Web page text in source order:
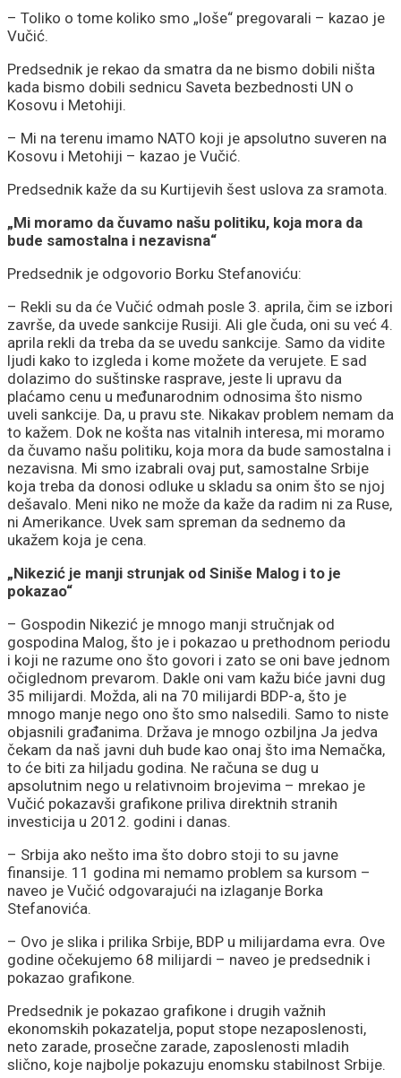
– Toliko o tome koliko smo „loše“ pregovarali – kazao je
Vučić.
Predsednik je rekao da smatra da ne bismo dobili ništa
kada bismo dobili sednicu Saveta bezbednosti UN o
Kosovu i Metohiji.
– Mi na terenu imamo NATO koji je apsolutno suveren na
Kosovu i Metohiji – kazao je Vučić.
Predsednik kaže da su Kurtijevih šest uslova za sramota.
„Mi moramo da čuvamo našu politiku, koja mora da
bude samostalna i nezavisna“
Predsednik je odgovorio Borku Stefanoviću:
– Rekli su da će Vučić odmah posle 3. aprila, čim se izbori
završe, da uvede sankcije Rusiji. Ali gle čuda, oni su već 4.
aprila rekli da treba da se uvedu sankcije. Samo da vidite
ljudi kako to izgleda i kome možete da verujete. E sad
dolazimo do suštinske rasprave, jeste li upravu da
plaćamo cenu u međunarodnim odnosima što nismo
uveli sankcije. Da, u pravu ste. Nikakav problem nemam da
to kažem. Dok ne košta nas vitalnih interesa, mi moramo
da čuvamo našu politiku, koja mora da bude samostalna i
nezavisna. Mi smo izabrali ovaj put, samostalne Srbije
koja treba da donosi odluke u skladu sa onim što se njoj
dešavalo. Meni niko ne može da kaže da radim ni za Ruse,
ni Amerikance. Uvek sam spreman da sednemo da
ukažem koja je cena.
„Nikezić je manji strunjak od Siniše Malog i to je
pokazao“
– Gospodin Nikezić je mnogo manji stručnjak od
gospodina Malog, što je i pokazao u prethodnom periodu
i koji ne razume ono što govori i zato se oni bave jednom
očiglednom prevarom. Dakle oni vam kažu biće javni dug
35 milijardi. Možda, ali na 70 milijardi BDP-a, što je
mnogo manje nego ono što smo nalsedili. Samo to niste
objasnili građanima. Država je mnogo ozbiljna Ja jedva
čekam da naš javni duh bude kao onaj što ima Nemačka,
to će biti za hiljadu godina. Ne računa se dug u
apsolutnim nego u relativnoim brojevima – mrekao je
Vučić pokazavši grafikone priliva direktnih stranih
investicija u 2012. godini i danas.
– Srbija ako nešto ima što dobro stoji to su javne
finansije. 11 godina mi nemamo problem sa kursom –
naveo je Vučić odgovarajući na izlaganje Borka
Stefanovića.
– Ovo je slika i prilika Srbije, BDP u milijardama evra. Ove
godine očekujemo 68 milijardi – naveo je predsednik i
pokazao grafikone.
Predsednik je pokazao grafikone i drugih važnih
ekonomskih pokazatelja, poput stope nezaposlenosti,
neto zarade, prosečne zarade, zaposlenosti mladih
slično, koje najbolje pokazuju enomsku stabilnost Srbije.